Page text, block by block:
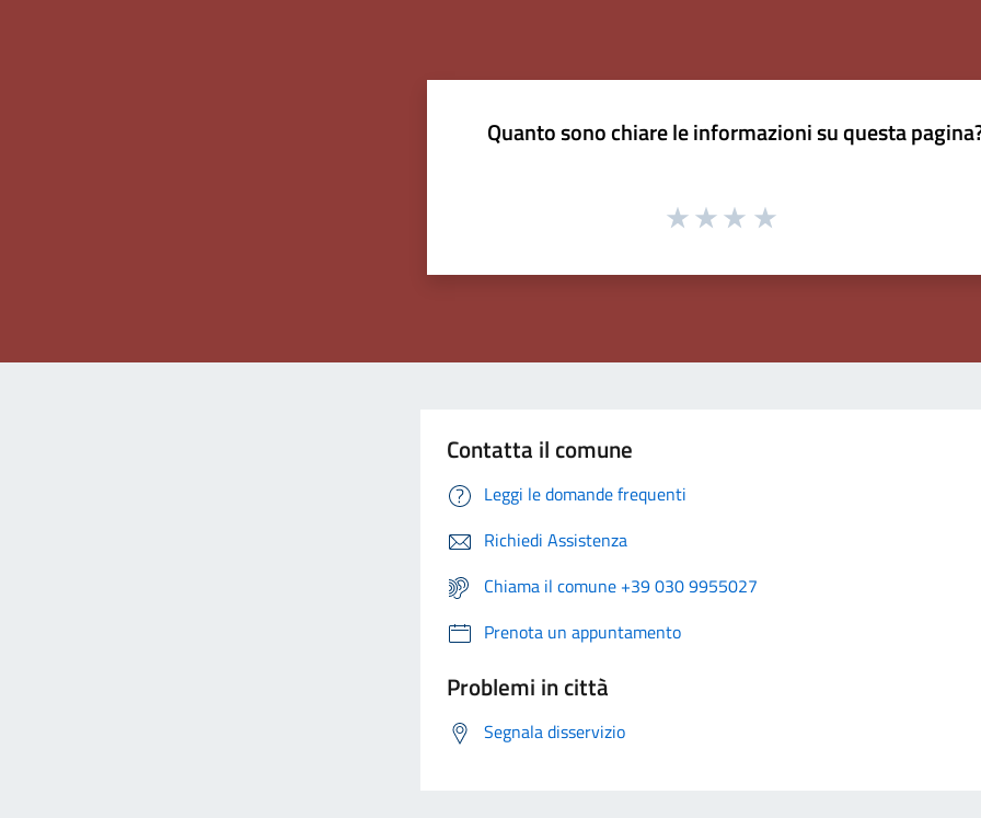
Quanto sono chiare le informazioni su questa
Contatta il comune
Leggi le domande frequenti
Richiedi Assistenza
Chiama il comune +39 030 9955027
Prenota un appuntamento
Problemi in città
Segnala disservizio